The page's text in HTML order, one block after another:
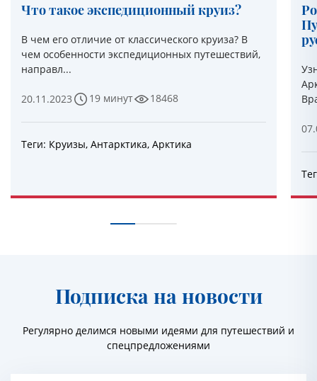
Что такое экспедиционный круиз?
В чем его отличие от классического круиза? В
чем особенности экспедиционных путешествий,
направл...
20.11.2023 19 минут 18468
Теги: Круизы, Антарктика, Арктика
Подписка на новости
Регулярно делимся новыми идеями для путешествий и
спецпредложениями